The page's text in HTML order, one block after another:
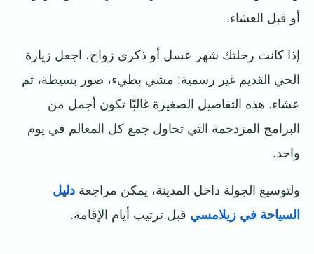
أو قبل العشاء.
إذا كانت رحلتك شهر عسل أو ذكرى زواج، اجعل زيارة
الحي القديم غير رسمية: مشي بطيء، صور بسيطة، ثم
عشاء. هذه التفاصيل الصغيرة غالبًا تكون أجمل من
البرامج المزدحمة التي تحاول جمع كل المعالم في يوم
واحد.
ولتوسيع الجولة داخل المدينة، يمكن مراجعة دليل
السياحة في زيلامسي قبل ترتيب أيام الإقامة.